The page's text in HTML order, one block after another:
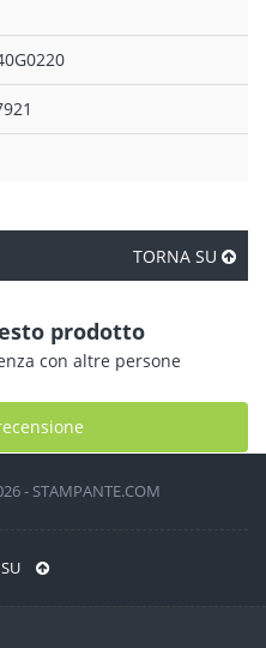
TORNA SU
prodotto
con altre persone
- STAMPANTE.COM